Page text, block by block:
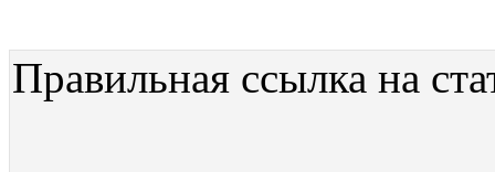
Правильная ссылка на